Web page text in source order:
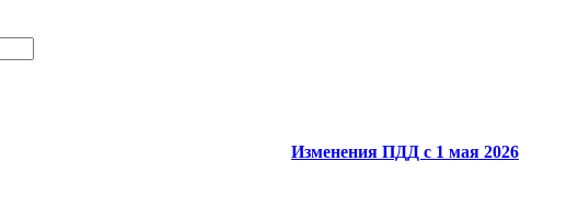
Изменения ПДД с 1 мая 2026